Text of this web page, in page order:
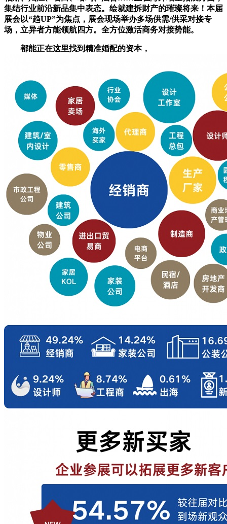
集结行业前沿新品集中表态。绘就建拆财产的璀璨将来！本届
展会以“趋UP”为焦点，展会现场举办多场供需/供采对接专
场，立异者方能领航四方。全方位激活商务对接势能。
都能正在这里找到精准婚配的资本，